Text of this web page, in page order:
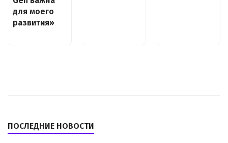
для моего
развития»
ПОСЛЕДНИЕ НОВОСТИ